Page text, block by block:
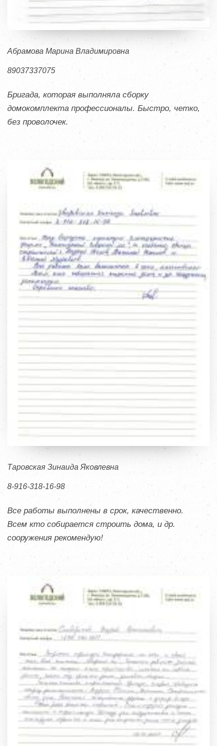
Абрамова Марина Владимировна
89037337075
Бригада, которая выполняла сборку
домокомплекта профессионалы. Быстро, четко,
без проволочек.
Таровская Зинаида Яковлевна
8-916-318-16-98
Все работы выполнены в срок, качественно.
Всем кто собирается строить дома, и др.
сооружения рекомендую!